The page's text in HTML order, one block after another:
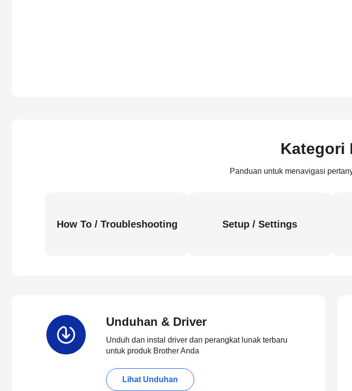
Kategori
Panduan untuk menavigasi
How To / Troubleshooting Setup / Settings
Unduhan & Driver
Unduh dan instal driver dan perangkat lunak terbaru
untuk produk Brother Anda
Lihat Unduhan